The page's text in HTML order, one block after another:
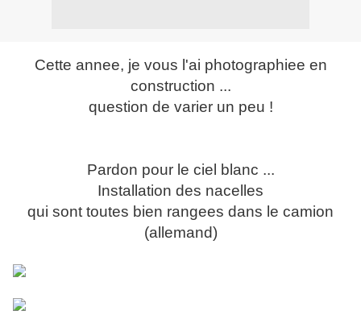
Cette annee, je vous l'ai photographiee en
construction ...
question de varier un peu !
Pardon pour le ciel blanc ...
Installation des nacelles
qui sont toutes bien rangees dans le camion
(allemand)